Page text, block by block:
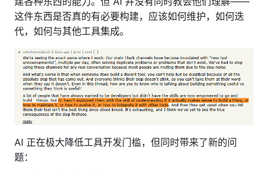
这件东西是否真的有必要构建，应该如何维护，如何迭
代，如何与其他工具集成。
AI 正在极大降低工具开发门槛，但同时带来了新的问
题：